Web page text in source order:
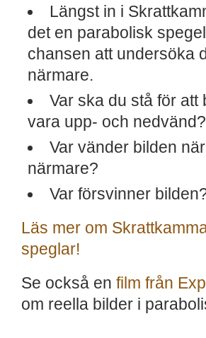
Längst in i
det en parabolisk
chansen att undersöka
närmare.
Var ska du stå för att
vara upp- och nedvänd?
Var vänder bilden
närmare?
Var försvinner
Läs mer om
speglar!
Se också en film från
om reella bilder i